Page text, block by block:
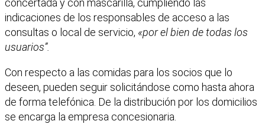
concertada y con mascarilla, cumpliendo las
indicaciones de los responsables de acceso a las
consultas o local de servicio, «por el bien de todas los
usuarios”.
Con respecto a las comidas para los socios que lo
deseen, pueden seguir solicitándose como hasta ahora
de forma telefónica. De la distribución por los domicilios
se encarga la empresa concesionaria.